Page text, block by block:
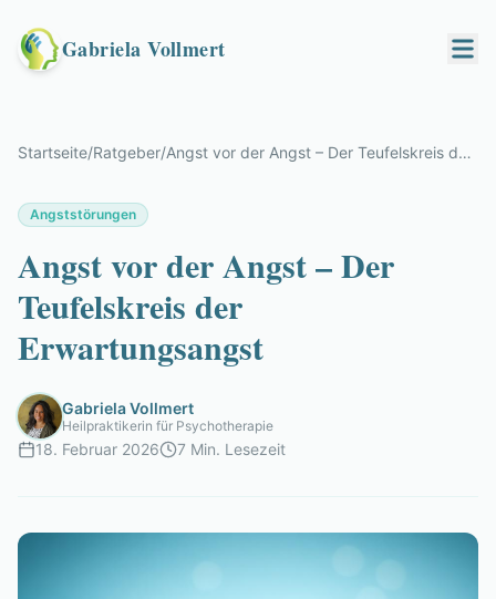
Gabriela Vollmert
Startseite/Ratgeber/ Angst vor der Angst – Der Teufelskreis der Erwartungsangst
Angststörungen
Angst vor der Angst – Der
Teufelskreis der
Erwartungsangst
Gabriela Vollmert
Heilpraktikerin für Psychotherapie
18. Februar 2026 7 Min. Lesezeit